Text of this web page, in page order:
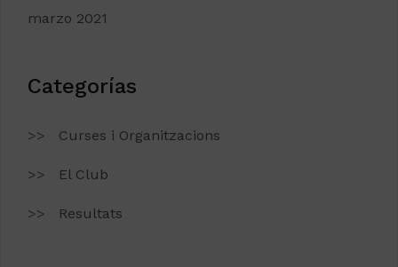
marzo 2021
Categorías
Curses i Organitzacions
El Club
Resultats